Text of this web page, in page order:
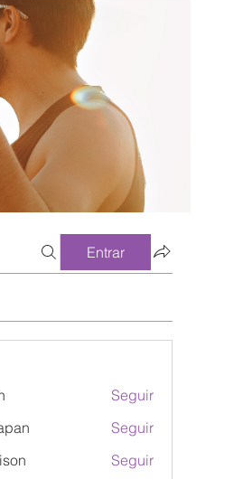
Entrar
Seguir
Seguir
Seguir